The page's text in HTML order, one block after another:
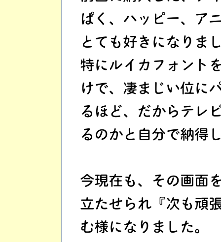
ぱく、ハッピー、ア
とても好きになりま
特にルイカフォント
けで、凄まじい位に
るほど、だからテレ
るのかと自分で納得
今現在も、その画面
立たせられ『次も頑
む様になりました。